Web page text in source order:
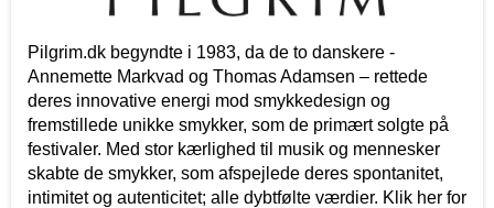
Pilgrim.dk begyndte i 1983, da de to danskere -
Annemette Markvad og Thomas Adamsen – rettede
deres innovative energi mod smykkedesign og
fremstillede unikke smykker, som de primært solgte på
festivaler. Med stor kærlighed til musik og mennesker
skabte de smykker, som afspejlede deres spontanitet,
intimitet og autenticitet; alle dybtfølte værdier. Klik her for